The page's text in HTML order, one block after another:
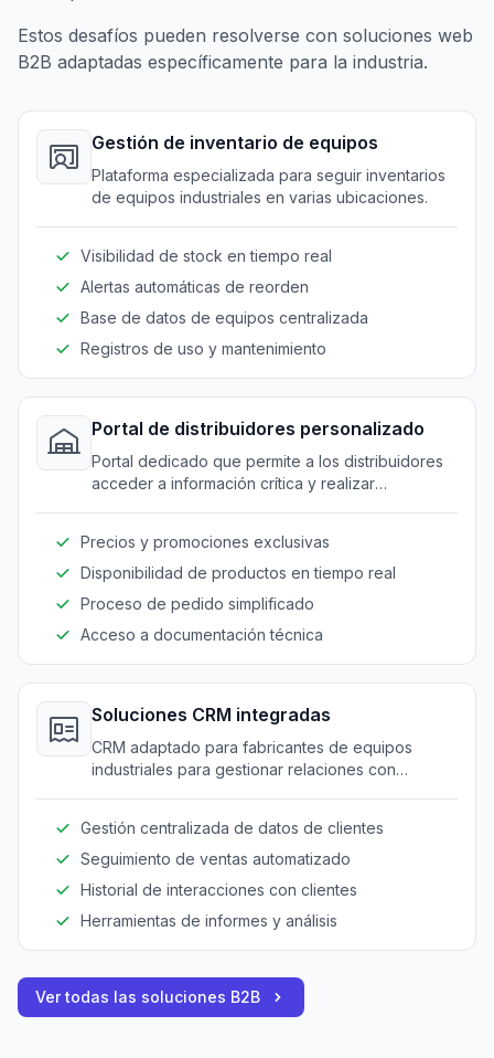
Estos desafíos pueden resolverse con soluciones web
B2B adaptadas específicamente para la industria.
Gestión de inventario de equipos
Plataforma especializada para seguir inventarios
de equipos industriales en varias ubicaciones.
Visibilidad de stock en tiempo real
Alertas automáticas de reorden
Base de datos de equipos centralizada
Registros de uso y mantenimiento
Portal de distribuidores personalizado
Portal dedicado que permite a los distribuidores
acceder a información crítica y realizar
Precios y promociones exclusivas
Disponibilidad de productos en tiempo real
Proceso de pedido simplificado
Acceso a documentación técnica
Soluciones CRM integradas
CRM adaptado para fabricantes de equipos
industriales para gestionar relaciones con
Gestión centralizada de datos de clientes
Seguimiento de ventas automatizado
Historial de interacciones con clientes
Herramientas de informes y análisis
Ver todas las soluciones B2B